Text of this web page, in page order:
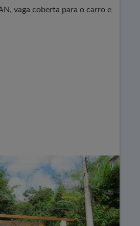
vaga coberta para o carro e